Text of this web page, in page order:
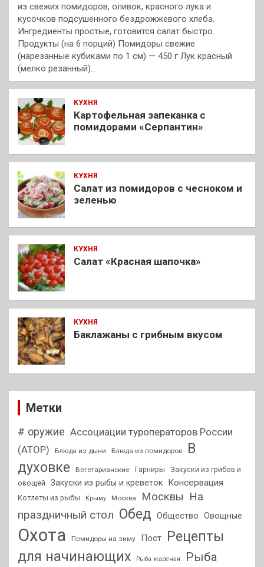
из свежих помидоров, оливок, красного лука и
кусочков подсушенного бездрожжевого хлеба.
Ингредиенты простые, готовится салат быстро.
Продукты (на 6 порций) Помидоры свежие
(нарезанные кубиками по 1 см) — 450 г Лук красный
(мелко резанный)…
КУХНЯ
Картофельная запеканка с
помидорами «Серпантин»
КУХНЯ
Салат из помидоров с чесноком и
зеленью
КУХНЯ
Салат «Красная шапочка»
КУХНЯ
Баклажаны с грибным вкусом
Метки
# оружие Ассоциации туроператоров России
(АТОР)
Блюда из дыни Блюда из помидоров
В
духовке
Вегетарианские Гарниры
Закуски из грибов и
овощей
Закуски из рыбы и креветок Консервация
Котлеты из рыбы Крыму Москва Москвы На
праздничный стол Обед Общество Овощные
Охота Помидоры на зиму Пост
Рецепты
для начинающих
Рыба жареная
Рыба